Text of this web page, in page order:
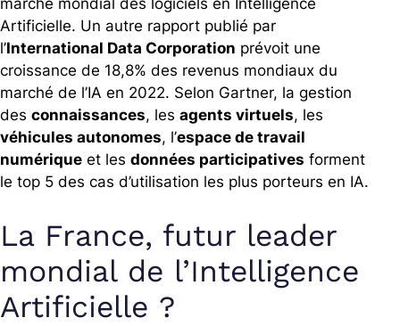
marché mondial des logiciels en Intelligence
Artificielle. Un autre rapport publié par
l’International Data Corporation prévoit une
croissance de 18,8% des revenus mondiaux du
marché de l’IA en 2022. Selon Gartner, la gestion
des connaissances, les agents virtuels, les
véhicules autonomes, l’espace de travail
numérique et les données participatives forment
le top 5 des cas d’utilisation les plus porteurs en IA.
La France, futur leader
mondial de l’Intelligence
Artificielle ?